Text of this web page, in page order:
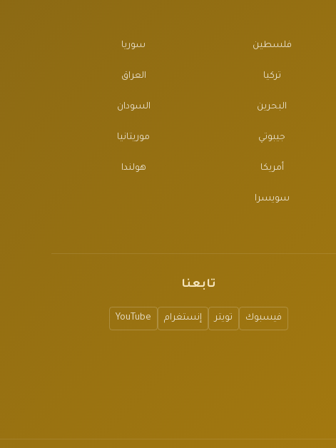
فلسطين سوريا
تركيا العراق
البحرين السودان
جيبوتي موريتانيا
أمريكا هولندا
سويسرا
تابعنا
فيسبوك تويتر إنستغرام YouTube